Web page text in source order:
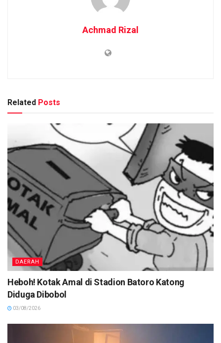
Achmad Rizal
Related Posts
DAERAH
Heboh! Kotak Amal di Stadion Batoro Katong
Diduga Dibobol
03/08/2026